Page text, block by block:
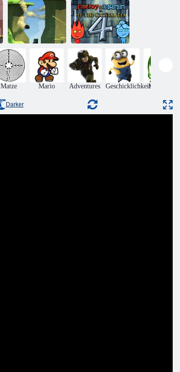
Winzige Bagger
Bob der Räuber
3
Kogama Pvp
Feuer und
Wasser 4:
Kristalltempel
Matze Mario Adventures GeschicklichkeitMonsters
Darker